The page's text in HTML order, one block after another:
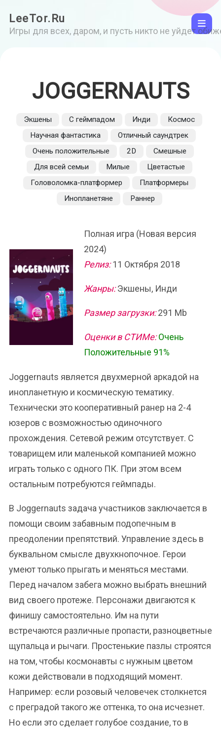
LeeTor.Ru
Игры для всех, даром, и пусть никто не уйдет
JOGGERNAUTS
Экшены С геймпадом Инди
Космос
Научная фантастика
Отличный саундтрек
Очень положительные
2D
Смешные
Для всей семьи
Милые
Цветастые
Головоломка-платформер
Платформеры
Инопланетяне
Раннер
Полная игра (Новая версия
2024)
Релиз:11 Октября 2018
Жанры:Экшены, Инди
Размер загрузки:291 Mb
Оценки в СТИМе: Очень
Положительные 91%
Joggernauts является двухмерной аркадой на
инопланетную и космическую тематику.
Технически это кооперативный ранер на 2-4
юзеров с возможностью одиночного
прохождения. Сетевой режим отсутствует. С
товарищем или маленькой компанией можно
играть только с одного ПК. При этом всем
остальным потребуются геймпады.
В Joggernauts задача участников заключается в
помощи своим забавным подопечным в
преодолении препятствий. Управление здесь в
буквальном смысле двухкнопочное. Герои
умеют только прыгать и меняться местами.
Перед началом забега можно выбрать внешний
вид своего протеже. Персонажи двигаются к
финишу самостоятельно. Им на пути
встречаются различные пропасти, разноцветные
щупальца и рычаги. Простенькие пазлы строятся
на том, чтобы космонавты с нужным цветом
кожи действовали в подходящий момент.
Например: если розовый человечек столкнется
с преградой такого же оттенка, то она исчезнет.
Но если это сделает голубое создание, то в